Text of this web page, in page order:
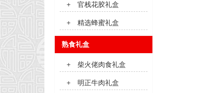
+ 官栈花胶礼盒
+ 精选蜂蜜礼盒
熟食礼盒
+ 柴火佬肉食礼盒
+ 明正牛肉礼盒